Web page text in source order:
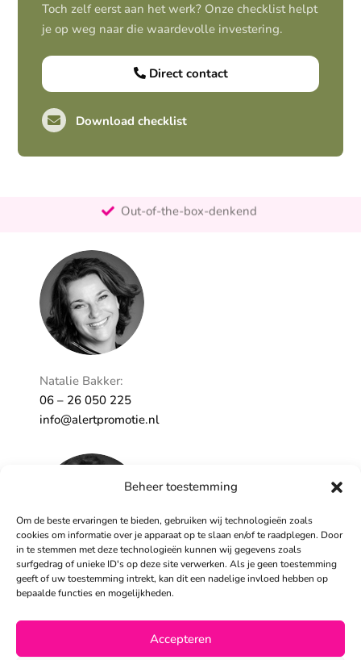
Beheer toestemming
Om de beste ervaringen te bieden, gebruiken wij technologieën zoals
cookies om informatie over je apparaat op te slaan en/of te raadplegen. Door
in te stemmen met deze technologieën kunnen wij gegevens zoals
surfgedrag of unieke ID's op deze site verwerken. Als je geen toestemming
geeft of uw toestemming intrekt, kan dit een nadelige invloed hebben op
bepaalde functies en mogelijkheden.
Accepteren
Toch zelf eerst aan het werk? Onze checklist helpt
je op weg naar die waardevolle investering.
Direct contact
Download checklist
Natalie Bakker:
06 – 26 050 225
info@alertpromotie.nl
Sandra Peters:
06 – 26 050 230
info@alertpromotie.nl